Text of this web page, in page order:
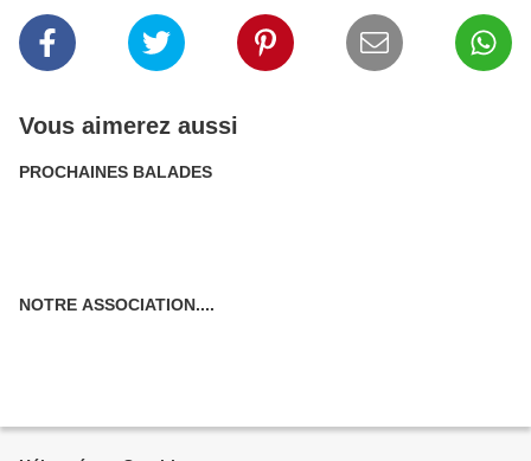
Vous aimerez aussi
PROCHAINES BALADES
NOTRE ASSOCIATION....